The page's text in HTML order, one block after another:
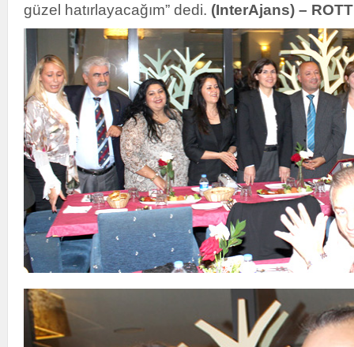
güzel hatırlayacağım” dedi. (InterAjans) –